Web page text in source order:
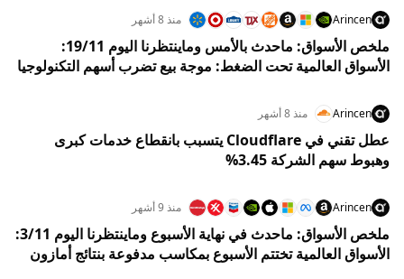
Arincen منذ 8 أشهر
ملخص الأسواق: ماحدث بالأمس وماينتظرنا اليوم 19/11:
الأسواق العالمية تحت الضغط: موجة بيع تضرب أسهم التكنولوجيا
Arincen منذ 8 أشهر
عطل تقني في Cloudflare يتسبب بانقطاع خدمات كبرى
وهبوط سهم الشركة 3.45%
Arincen منذ 9 أشهر
ملخص الأسواق: ماحدث في نهاية الأسبوع وماينتظرنا اليوم 3/11:
الأسواق العالمية تختتم الأسبوع بمكاسب مدفوعة بنتائج أمازون